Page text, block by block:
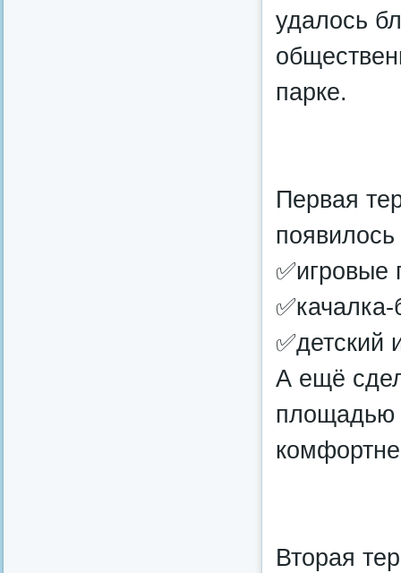
удалось
парке.
Первая
✅игровые
✅детский
А ещё
площадью
Вторая